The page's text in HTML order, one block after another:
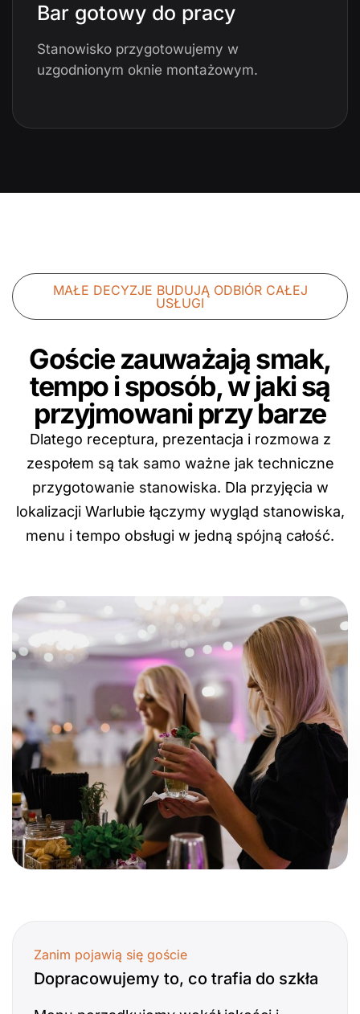
Bar gotowy do pracy
Stanowisko przygotowujemy w
uzgodnionym oknie montażowym.
MAŁE DECYZJE BUDUJĄ ODBIÓR CAŁEJ
USŁUGI
Goście zauważają smak,
tempo i sposób, w jaki są
przyjmowani przy barze
Dlatego receptura, prezentacja i rozmowa z
zespołem są tak samo ważne jak techniczne
przygotowanie stanowiska. Dla przyjęcia w
lokalizacji Warlubie łączymy wygląd stanowiska,
menu i tempo obsługi w jedną spójną całość.
Zanim pojawią się goście
Dopracowujemy to, co trafia do szkła